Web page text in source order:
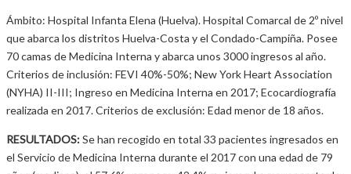
Ámbito: Hospital Infanta Elena (Huelva). Hospital Comarcal de 2º nivel
que abarca los distritos Huelva-Costa y el Condado-Campiña. Posee
70 camas de Medicina Interna y abarca unos 3000 ingresos al año.
Criterios de inclusión: FEVI 40%-50%; New York Heart Association
(NYHA) II-III; Ingreso en Medicina Interna en 2017; Ecocardiografía
realizada en 2017. Criterios de exclusión: Edad menor de 18 años.
RESULTADOS:Se han recogido en total 33 pacientes ingresados en
el Servicio de Medicina Interna durante el 2017 con una edad de 79